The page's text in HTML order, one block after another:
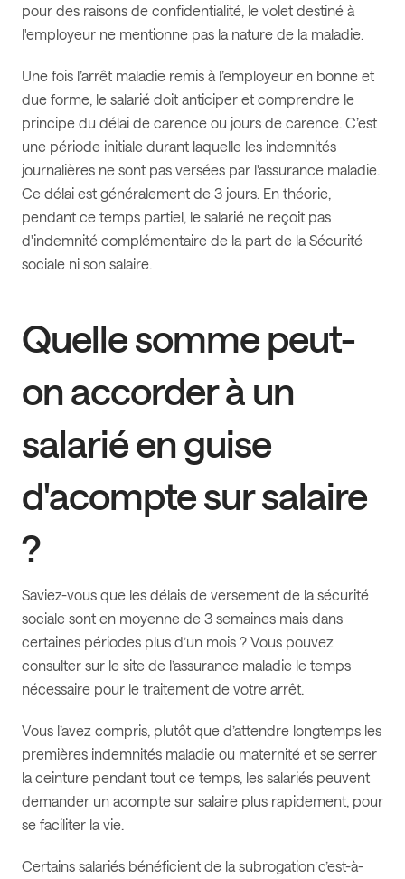
pour des raisons de confidentialité, le volet destiné à
l'employeur ne mentionne pas la nature de la maladie.
Une fois l’arrêt maladie remis à l’employeur en bonne et
due forme, le salarié doit anticiper et comprendre le
principe du délai de carence ou jours de carence. C’est
une période initiale durant laquelle les indemnités
journalières ne sont pas versées par l'assurance maladie.
Ce délai est généralement de 3 jours. En théorie,
pendant ce temps partiel, le salarié ne reçoit pas
d'indemnité complémentaire de la part de la Sécurité
sociale ni son salaire.
Quelle somme peut-
on accorder à un
salarié en guise
d'acompte sur salaire
?
Saviez-vous que les délais de versement de la sécurité
sociale sont en moyenne de 3 semaines mais dans
certaines périodes plus d’un mois ? Vous pouvez
consulter sur le site de l’assurance maladie le temps
nécessaire pour le traitement de votre arrêt.
Vous l’avez compris, plutôt que d’attendre longtemps les
premières indemnités maladie ou maternité et se serrer
la ceinture pendant tout ce temps, les salariés peuvent
demander un acompte sur salaire plus rapidement, pour
se faciliter la vie.
Certains salariés bénéficient de la subrogation c’est-à-